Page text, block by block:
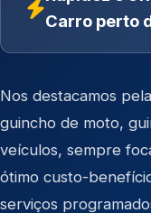
Carro perto
Nos destacamos
guincho de moto,
veículos, sempre
ótimo custo-
serviços